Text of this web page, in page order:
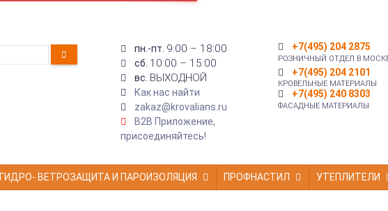
пн.-пт. 9:00 – 18:00
сб. 10:00 – 15:00
вс. ВЫХОДНОЙ
Как нас найти
zakaz@krovalians.ru
B2B Приложение,
присоединяйтесь!
+7(495) 204 2875
РОЗНИЧНЫЙ ОТДЕЛ В
+7(495) 204 2101
КРОВЕЛЬНЫЕ МАТЕРИАЛЫ
+7(495) 240 8303
ФАСАДНЫЕ МАТЕРИАЛЫ
ГИДРО- ВЕТРОЗАЩИТА И ПАРОИЗОЛЯЦИЯ ПРОФНАСТИЛ УТЕПЛИТЕЛИ